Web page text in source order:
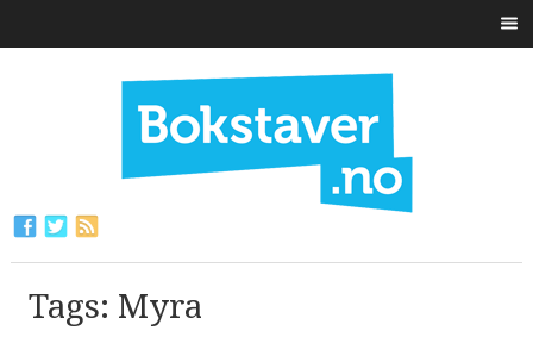
Tags: Myra